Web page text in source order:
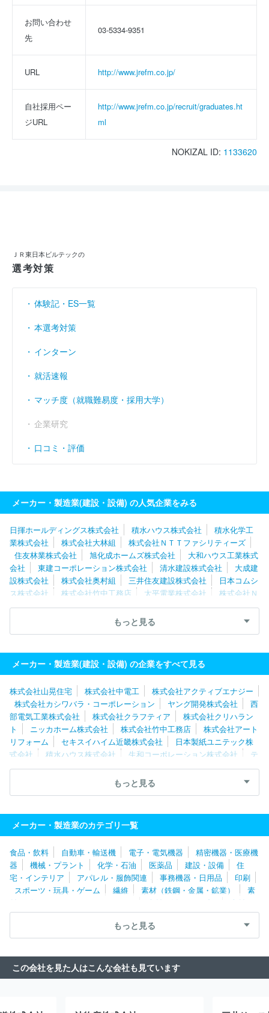
お問い合わせ
先
03-5334-9351
URL http://www.jrefm.co.jp/
自社採用ペー
ジURL
http://www.jrefm.co.jp/recruit/graduates.ht
ml
NOKIZAL ID: 1133620
ＪＲ東日本ビルテックの
選考対策
体験記・ES一覧
本選考対策
インターン
就活速報
マッチ度（就職難易度・採用大学）
企業研究
口コミ・評価
メーカー・製造業(建設・設備) の人気企業をみる
日揮ホールディングス株式会社 積水ハウス株式会社
積水化学工
業株式会社
株式会社大林組
株式会社ＮＴＴファシリティーズ
住友林業株式会社
旭化成ホームズ株式会社
大和ハウス工業株式
会社
東建コーポレーション株式会社 清水建設株式会社
大成建
設株式会社
株式会社奥村組 三井住友建設株式会社
日本コムシ
ス株式会社
株式会社竹中工務店 太平電業株式会社
株式会社Ｎ
ＩＰＰＯ
三機工業株式会社 新菱冷熱工業株式会社
株式会社熊
三菱電機ビルソリューションズ株式会社
住友林業ホームテ
ック株式会社
会社朝日工業社
株式会社きんでん タマホーム株式会社
もっと見る
メーカー・製造業(建設・設備) の企業をすべて見る
株式会社山晃住宅 株式会社中電工
株式会社アクティブエナジー
株式会社カシワバラ・コーポレーション
ヤング開発株式会社
西
部電気工業株式会社
株式会社クラフティア
株式会社クリハラン
ト
ニッカホーム株式会社 株式会社竹中工務店
株式会社アート
リフォーム
セキスイハイム近畿株式会社
日本製紙ユニテック株
式会社
積水ハウス株式会社 生和コーポレーション株式会社
テ
レニシ株式会社
株式会社トーエネック 株式会社ナサホーム
株
大和ハウスリフォーム株式会社
株式会社きんで
ん
村組
ダイダン株式会社 株式会社ＪＲ西日本レールテック
シー
キューブ株式会社
大和ハウス工業株式会社
会社富士住建
松井産業株式会社
栃木セキスイハイム株式会社
コスモシステム株式会社
株式会社ＮＴＴファシリティーズ
大成
建設株式会社
三井デザインテック株式会社
株式会社フレッシュ
ハウス
旭化成ホームズ株式会社 国土防災技術株式会社
三井ホ
日揮ホールディングス株式会社
菊池建設株式会社
三菱ケミカルエンジニアリング株式会社
株式
会社ＡＱ Ｇｒｏｕｐ
西松建設株式会社
住友林業ホームテック
株式会社
戸田建設株式会社 株式会社ＮＩＰＰＯ
旭化成リフォ
もっと見る
メーカー・製造業のカテゴリ一覧
食品・飲料 自動車・輸送機 電子・電気機器
精密機器・医療機
器
機械・プラント 化学・石油 医薬品 建設・設備
住
宅・インテリア
アパレル・服飾関連 事務機器・日用品
印刷
スポーツ・玩具・ゲーム
繊維 素材（鉄鋼・金属・鉱業）
素
材（ゴム・ガラス・セラミックス）
素材（紙・パルプ）
素材
（その他）
農林・水産 たばこ・飼料 その他
もっと見る
この会社を見た人はこんな会社も見ています